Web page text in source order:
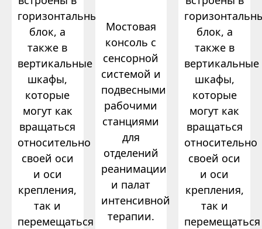
горизонтальный
блок, а
также в
вертикальные
шкафы,
которые
могут как
вращаться
относительно
своей оси
и оси
крепления,
так и
перемещаться
Мостовая
консоль с
сенсорной
системой и
подвесными
рабочими
станциями
для
отделений
реанимации
и палат
интенсивной
терапии.
блок, а
также в
вертикальные
шкафы,
которые
могут как
вращаться
относительно
своей оси
и оси
крепления,
так и
перемещаться